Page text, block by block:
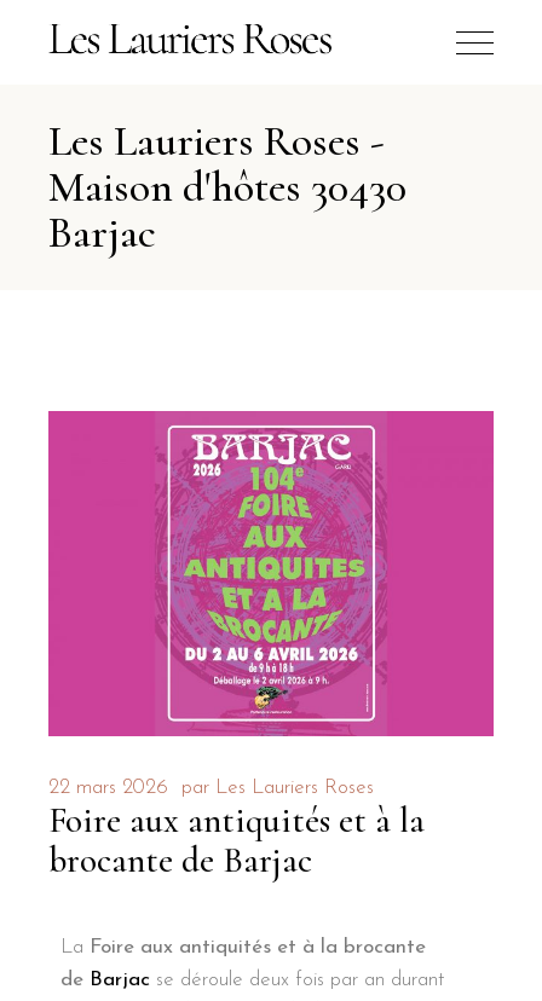
Les Lauriers Roses -
Maison d'hôtes 30430
Barjac
22 mars 2026 par Les Lauriers Roses
Foire aux antiquités et à la
brocante de Barjac
La Foire aux antiquités et à la brocante
de Barjac se déroule deux fois par an durant